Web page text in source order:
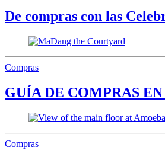
De compras con las
Compras
GUÍA DE COMPRAS
Compras